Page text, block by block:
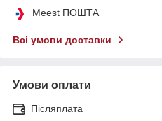
Meest ПОШТА
Всі умови доставки
Умови оплати
Післяплата